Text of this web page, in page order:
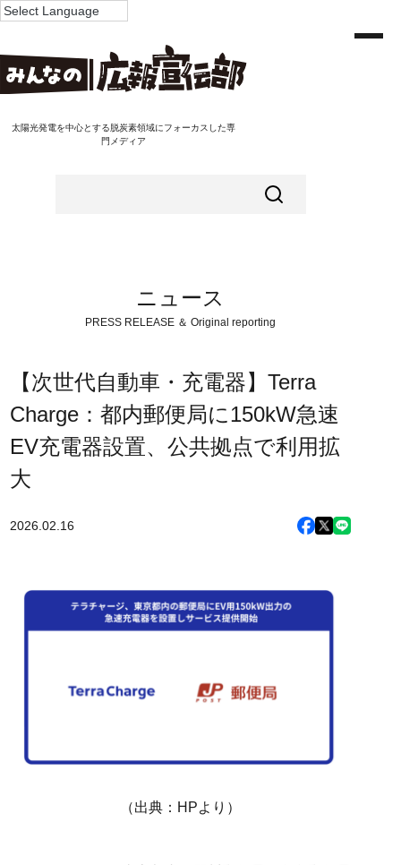
太陽光発電を中心とする脱炭素領域にフォーカスした専
門メディア
ニュース
PRESS RELEASE ＆ Original reporting
【次世代自動車・充電器】Terra
Charge：都内郵便局に150kW急速
EV充電器設置、公共拠点で利用拡
大
2026.02.16
（出典：HPより）